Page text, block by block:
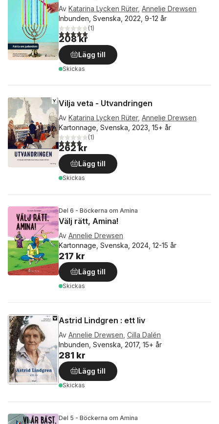
Av Katarina Lycken Rüter, Annelie Drewsen
Inbunden, Svenska, 2022, 9-12 år
5,0utav 5 stjärnor. Totalt antal röster:
(1)
208 kr
Lägg till
Skickas
Vilja veta - Utvandringen
Av Katarina Lycken Rüter, Annelie Drewsen
Kartonnage, Svenska, 2023, 15+ år
4,0utav 5 stjärnor. Totalt antal röster:
(1)
262 kr
Lägg till
Skickas
Del 6 - Böckerna om Amina
Välj rätt, Amina!
Av Annelie Drewsen
Kartonnage, Svenska, 2024, 12-15 år
217 kr
Lägg till
Skickas
Astrid Lindgren : ett liv
Av Annelie Drewsen Cilla Dalén
Inbunden, Svenska, 2017, 15+ år
281 kr
Lägg till
Skickas
Del 5 - Böckerna om Amina